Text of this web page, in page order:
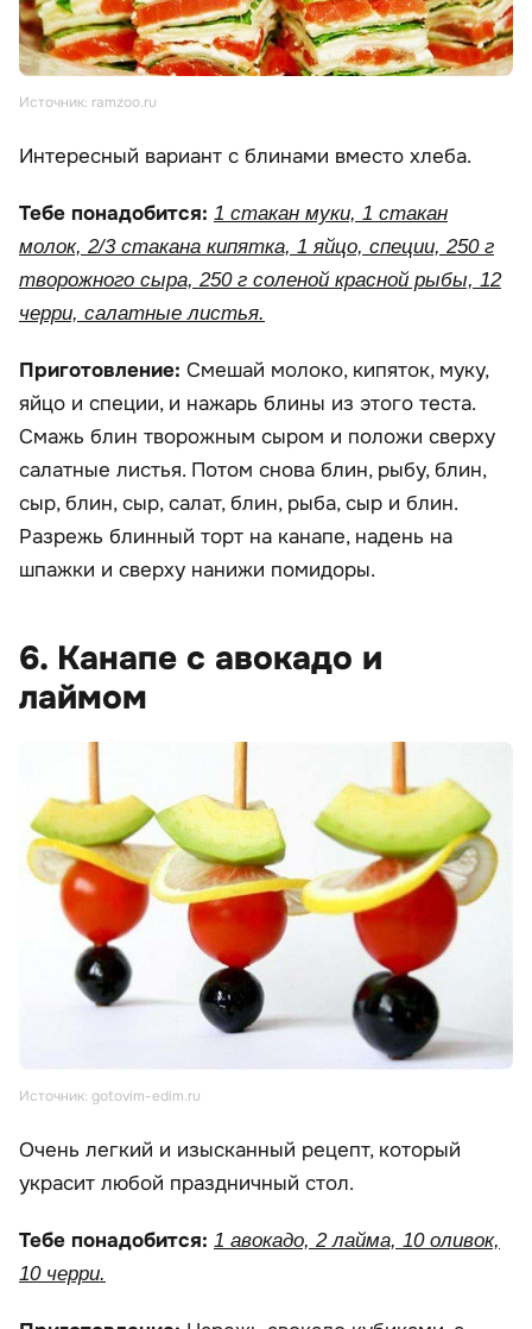
Источник: ramzoo.ru
Интересный вариант с блинами вместо хлеба.
Тебе понадобится: 1 стакан муки, 1 стакан
молок, 2/3 стакана кипятка, 1 яйцо, специи, 250 г
творожного сыра, 250 г соленой красной рыбы, 12
черри, салатные листья.
Приготовление: Смешай молоко, кипяток, муку,
яйцо и специи, и нажарь блины из этого теста.
Смажь блин творожным сыром и положи сверху
салатные листья. Потом снова блин, рыбу, блин,
сыр, блин, сыр, салат, блин, рыба, сыр и блин.
Разрежь блинный торт на канапе, надень на
шпажки и сверху нанижи помидоры.
6. Канапе с авокадо и
лаймом
Источник: gotovim-edim.ru
Очень легкий и изысканный рецепт, который
украсит любой праздничный стол.
Тебе понадобится: 1 авокадо, 2 лайма, 10 оливок,
10 черри.